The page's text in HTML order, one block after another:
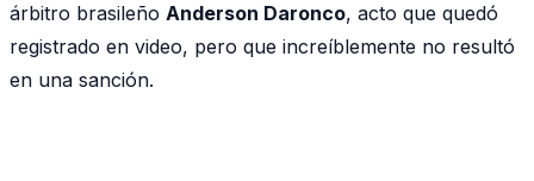
árbitro brasileño Anderson Daronco, acto que quedó
registrado en video, pero que increíblemente no resultó
en una sanción.